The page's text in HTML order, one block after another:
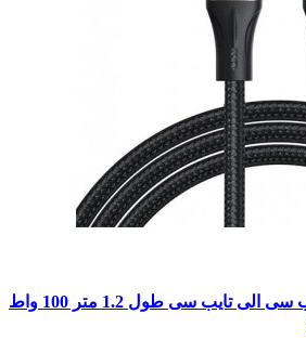
كابل شحن جوى روم تايب سى الى تايب سى طول 1.2 متر 100 واط